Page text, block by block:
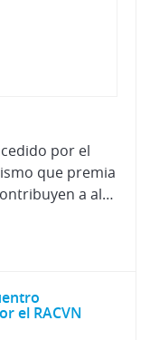
por el
que premia
a empresas de la localidad que contribuyen a alcanzar factores económicos, medioambientales y sociales.
el RACVN